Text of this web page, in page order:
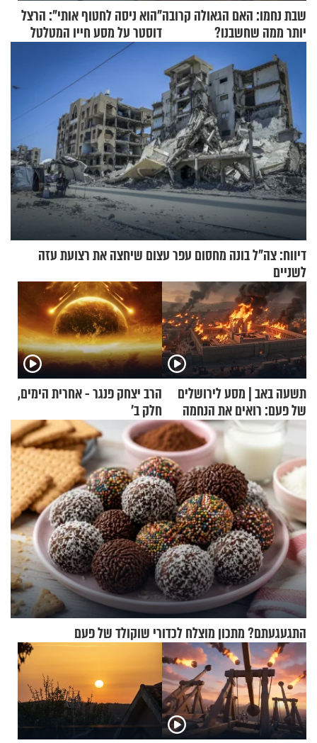
שבת נחמו: האם הגאולה קרובה
יותר ממה שחשבנו?
"הוא ניסה לחטוף אותי": הרצל
דוסטר על מסע חייו המטלטל
דיווח: צה"ל בונה מחסום עפר עצום שיחצה את רצועת עזה
לשניים
תשעה באב | מסע לירושלים
של פעם: רואים את הנחמה
הרב יצחק פנגר - אחרית הימים,
חלק ב’
התגעגעתם? מתכון מוצלח לכדורי שוקולד של פעם